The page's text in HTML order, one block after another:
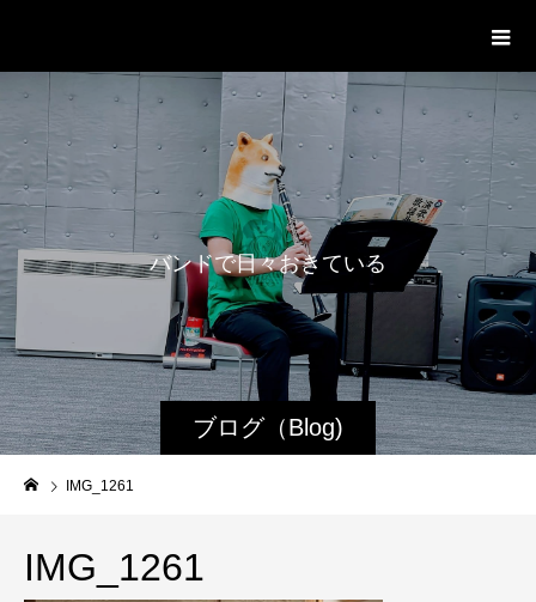
ブログ（Blog)
バンドで日々おきている日
IMG_1261
IMG_1261